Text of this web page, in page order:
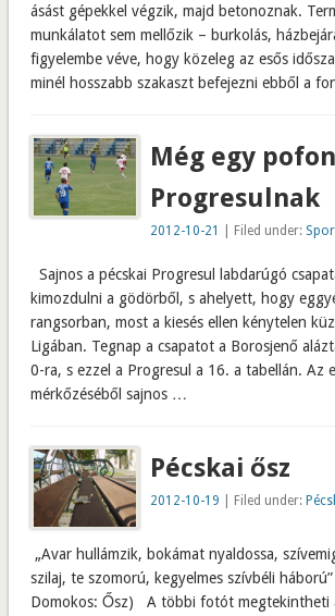
ásást gépekkel végzik, majd betonoznak.
munkálatot sem mellőzik – burkolás,
figyelembe véve, hogy közeleg az esős
minél hosszabb szakaszt befejezni ebből a
Még egy
Progresulnak
2012-10-21 | Filed under:
Sajnos a pécskai Progresul labdarúgó
kimozdulni a gödörből, s ahelyett, hogy
rangsorban, most a kiesés ellen kénytelen
Ligában. Tegnap a csapatot a Borosjenő
0-ra, s ezzel a Progresul a 16. a tabellán. Az
mérkőzéséből sajnos …
Pécskai ősz
2012-10-19 | Filed under:
„Avar hullámzik, bokámat nyaldossa,
szilaj, te szomorú, kegyelmes szívbéli
Domokos: Ősz) A többi fotót megtekintheti